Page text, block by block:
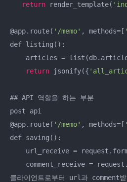
return render_template(
@app.route( '/memo' , methods=[
def listing():
articles =
return jsonify({
## API 역할을 하는 부분
post api
@app.route( '/memo' , methods=[
def saving():
url_receive =
comment_receive =
클라이언트로부터 url과 comment받